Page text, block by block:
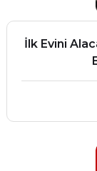
İlk Evini